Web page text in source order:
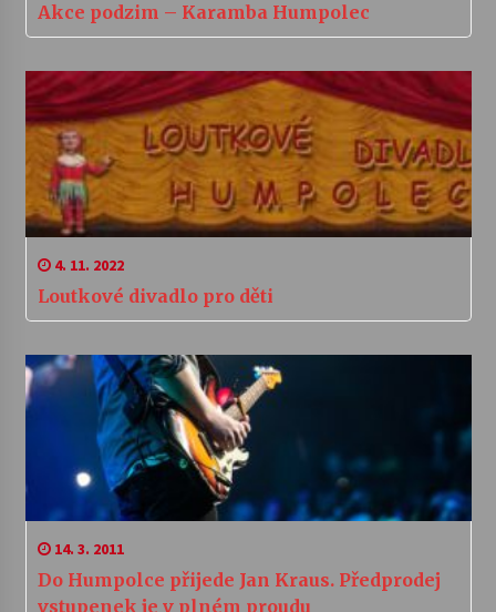
Akce podzim – Karamba Humpolec
4. 11. 2022
Loutkové divadlo pro děti
14. 3. 2011
Do Humpolce přijede Jan Kraus. Předprodej
vstupenek je v plném proudu